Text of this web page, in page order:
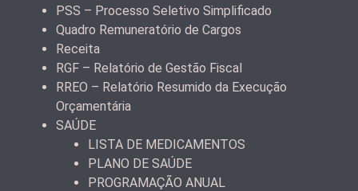
PSS – Processo Seletivo Simplificado
Quadro Remuneratório de Cargos
Receita
RGF – Relatório de Gestão Fiscal
RREO – Relatório Resumido da Execução
Orçamentária
SAÚDE
LISTA DE MEDICAMENTOS
PLANO DE SAÚDE
PROGRAMAÇÃO ANUAL